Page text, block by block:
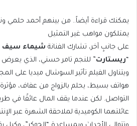
يمكنك قراءة أيضاً.. من بينهم أحمد حلمي
يمتلكون مواهب غير التمثيل
على جانبٍ آخر، تشارك الفنانة شيماء سيف
“ريستارت” للنجم تامر حسني، الذي يعرض
ويتناول الفيلم تأثير السوشال ميديا على
هواتف بسيط، يحلم بالزواج من عفاف،
التواصل. لكن عندما يقف المال عائقًا في
عائلتهما الكوميدية لملاحقة الشهرة عبر